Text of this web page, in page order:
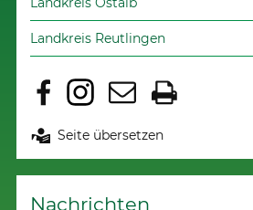
Landkreis Reutlingen
Seite übersetzen
Nachrichten